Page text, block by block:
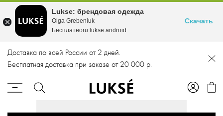
Доставка по всей России от 2 дней.
Бесплатная доставка при заказе от 20 000 р.
Lukse: брендовая одежда
Olga Grebeniuk
Бесплатноru.lukse.android
Скачать